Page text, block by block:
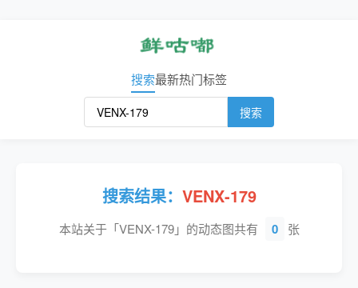
搜索最新热门标签
搜索
搜索结果： VENX-179
本站关于「VENX-179」的动态图共有 0 张